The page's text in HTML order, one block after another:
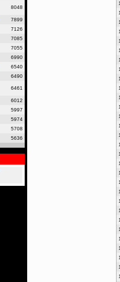
8048
7899
7126
7085
7055
6990
6540
6490
6461
6012
5997
5974
5708
5636